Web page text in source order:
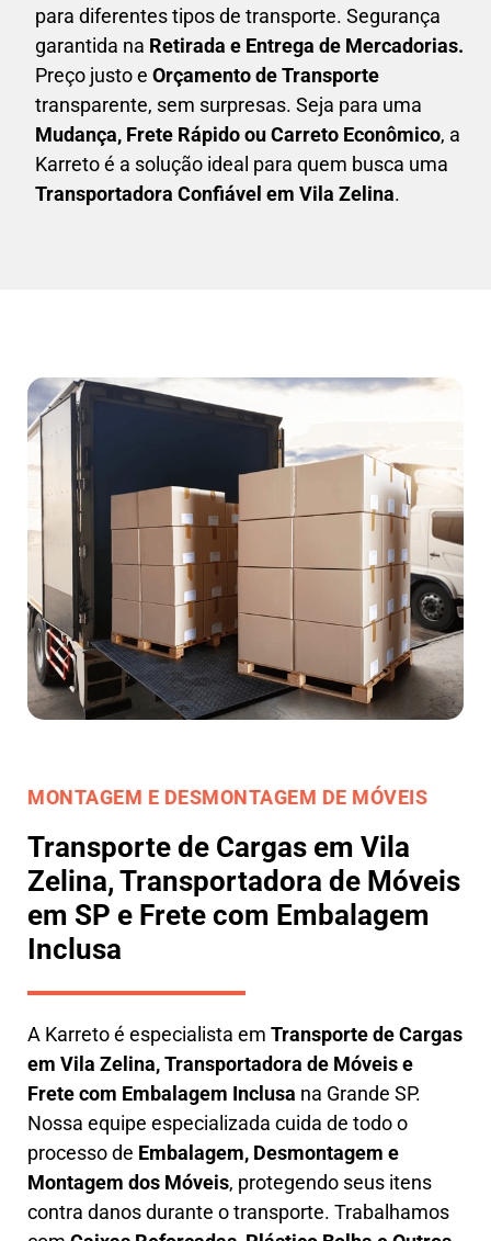
para diferentes tipos de transporte. Segurança
garantida na Retirada e Entrega de Mercadorias.
Preço justo e Orçamento de Transporte
transparente, sem surpresas. Seja para uma
Mudança, Frete Rápido ou Carreto Econômico, a
Karretoé a solução ideal para quem busca uma
Transportadora Confiável em Vila Zelina.
MONTAGEM E DESMONTAGEM DE MÓVEIS
Transporte de Cargas em Vila
Zelina, Transportadora de Móveis
em SP e Frete com Embalagem
Inclusa
A Karretoé especialista em Transporte de Cargas
em Vila Zelina,Transportadora de Móveis e
Frete com Embalagem Inclusa na Grande SP.
Nossa equipe especializada cuida de todo o
processo de Embalagem, Desmontagem e
Montagem dos Móveis, protegendo seus itens
contra danos durante o transporte. Trabalhamos